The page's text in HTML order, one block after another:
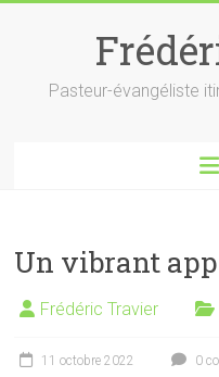
Pasteur-évangéliste
Un vibrant
Frédéric Travier
11 octobre 2022 0